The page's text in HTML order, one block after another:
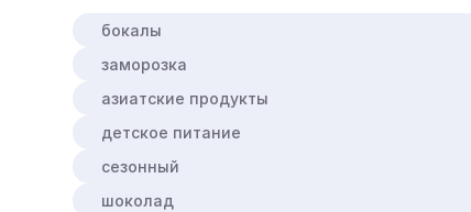
бокалы
заморозка
азиатские продукты
детское питание
сезонный
шоколад